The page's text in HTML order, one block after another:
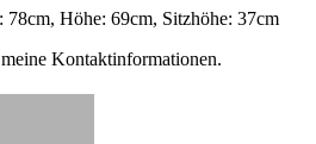
Höhe: 69cm, Sitzhöhe: 37cm
Kontaktinformationen.